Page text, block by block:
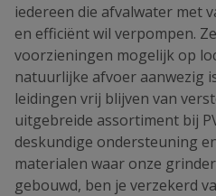
iedereen die afvalwater met
en efficiënt wil verpompen.
voorzieningen mogelijk op
natuurlijke afvoer aanwezig
leidingen vrij blijven van
uitgebreide assortiment bij
deskundige ondersteuning
materialen waar onze
gebouwd, ben je verzekerd